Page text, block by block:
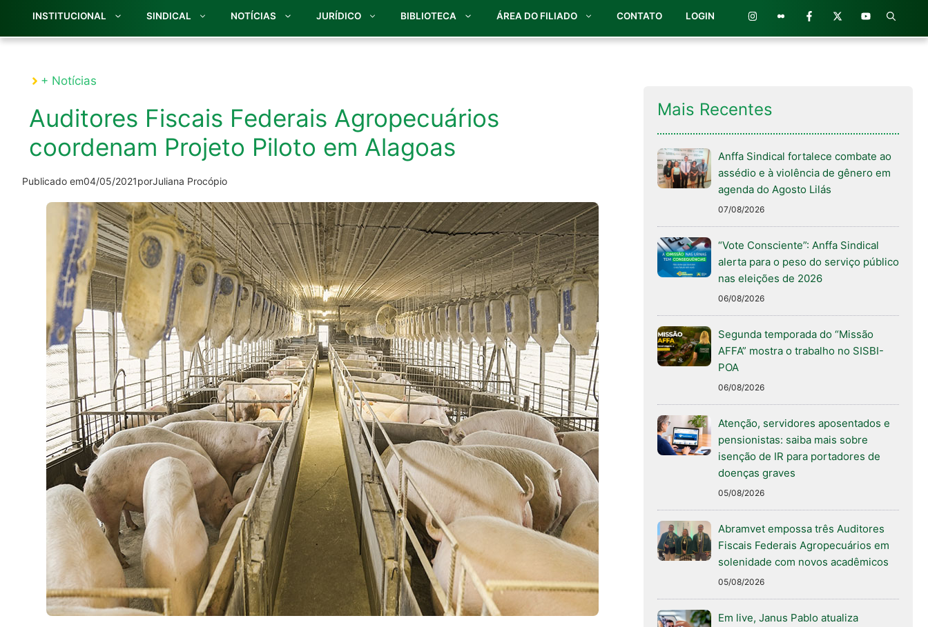
INSTITUCIONAL SINDICAL NOTÍCIAS JURÍDICO BIBLIOTECA ÁREA DO FILIADO CONTATO LOGIN
+ Notícias
Auditores Fiscais Federais Agropecuários
coordenam Projeto Piloto em Alagoas
Publicado em04/05/2021porJuliana Procópio
Mais Recentes
Anffa Sindical fortalece combate ao
assédio e à violência de gênero em
agenda do Agosto Lilás
07/08/2026
“Vote Consciente”: Anffa Sindical
alerta para o peso do serviço público
nas eleições de 2026
06/08/2026
Segunda temporada do “Missão
AFFA” mostra o trabalho no SISBI-
POA
06/08/2026
Atenção, servidores aposentados e
pensionistas: saiba mais sobre
isenção de IR para portadores de
doenças graves
05/08/2026
Abramvet empossa três Auditores
Fiscais Federais Agropecuários em
solenidade com novos acadêmicos
05/08/2026
Em live, Janus Pablo atualiza